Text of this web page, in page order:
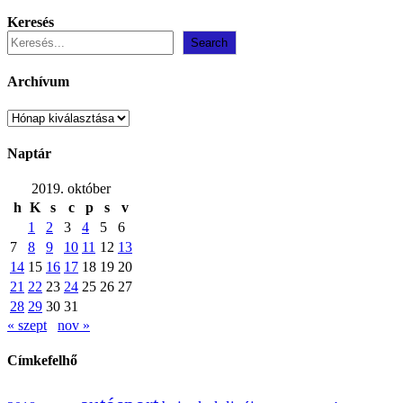
Keresés
Search
Archívum
Archívum
Naptár
2019. október
h K s c p s
v
1
2 3 4 5
6
7
8 9 10 11 12 13
14 15 16 17 18 19 20
21 22 23 24 25 26 27
28 29 30 31
« szept
nov »
Címkefelhő